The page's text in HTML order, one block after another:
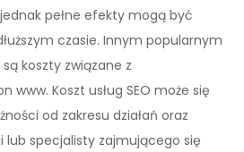
pełne efekty mogą być
czasie. Innym popularnym
koszty związane z
www. Koszt usług SEO może się
od zakresu działań oraz
lub specjalisty zajmującego się